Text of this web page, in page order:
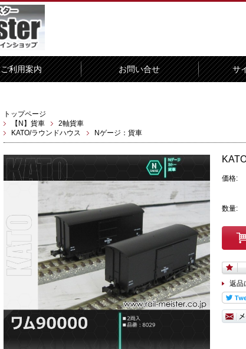
ご利用案内 お問い合せ サ
トップページ
【N】貨車
2軸貨車
KATO/ラウンドハウス
Nゲージ：貨車
価格:
数量:
返品